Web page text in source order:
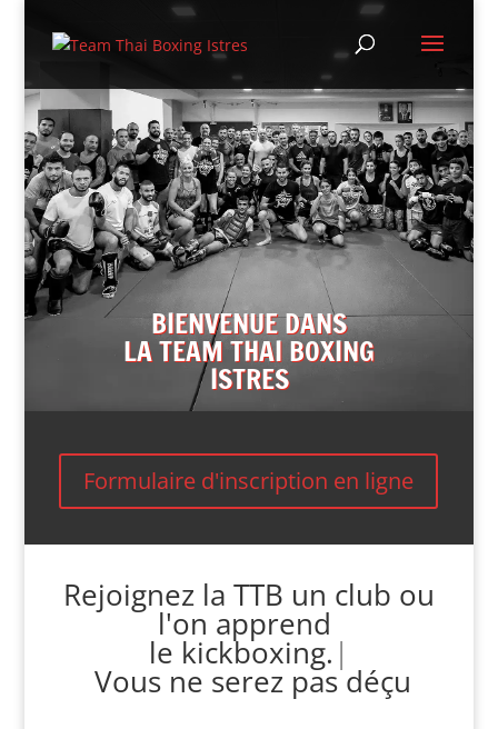
BIENVENUE DANS
LA TEAM THAI BOXING
ISTRES
Formulaire d'inscription en ligne
Rejoignez la TTB un club ou
l'on apprend
le kic|
Vous ne serez pas déçu